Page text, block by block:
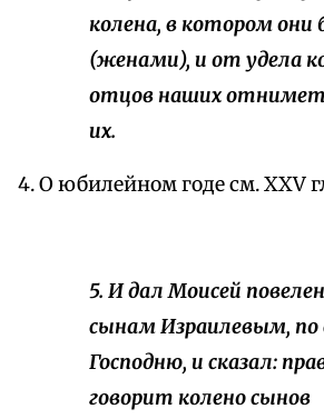
колена, в котором они
(женами), и от удела
отцов наших
их.
4. О юбилейном годе см. XXV
5. И дал Моисей
сынам Израилевым, по
Господню, и сказал:
говорит колено сынов